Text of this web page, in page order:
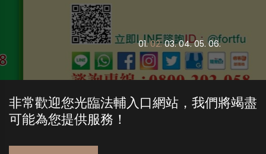
01. 02. 03. 04. 05. 06.
非常歡迎您光臨法輔入口網站，我們將竭盡
可能為您提供服務！